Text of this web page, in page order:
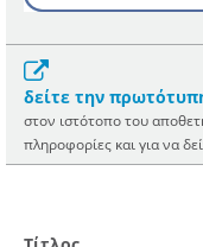
δείτε την
στον ιστότοπο του
πληροφορίες και για να